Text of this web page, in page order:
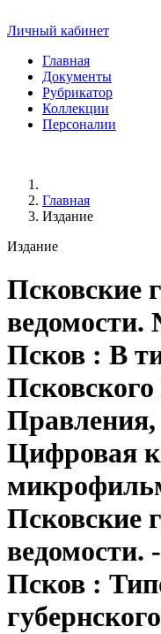
Личный кабинет
Главная
Документы
Рубрикатор
Коллекции
Персоналии
Главная
Издание
Издание
Псковские
ведомости.
Псков : В
Псковского
Правления,
Цифровая
Псковские
ведомости.
Псков :